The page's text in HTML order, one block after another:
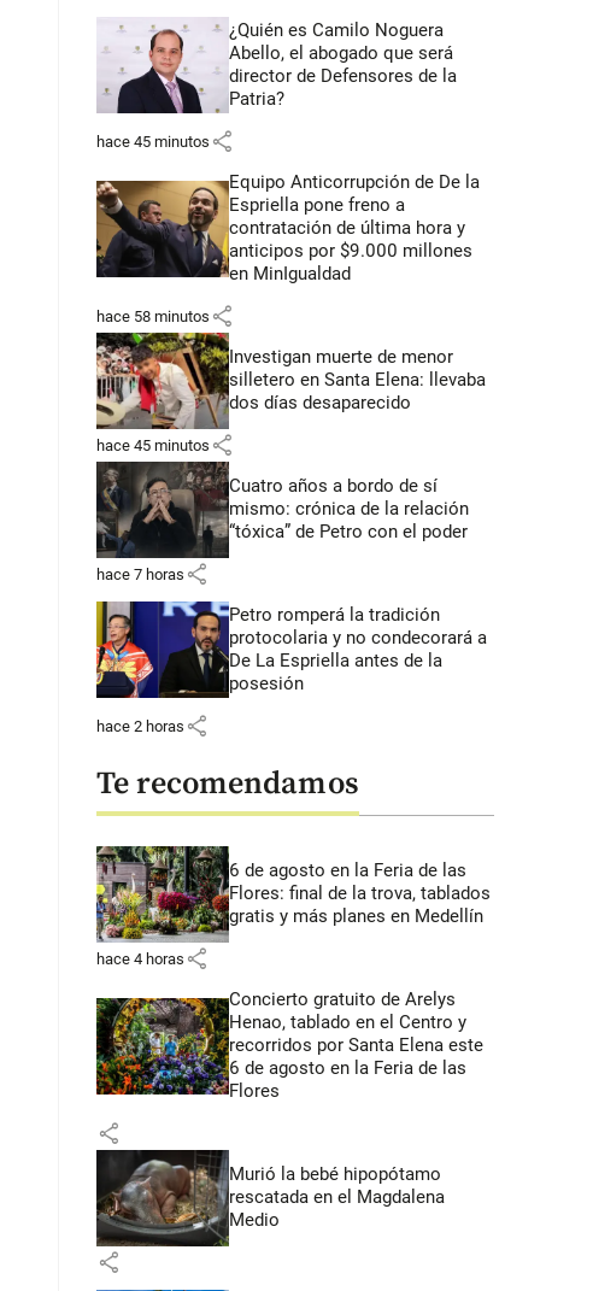
¿Quién es Camilo Noguera
Abello, el abogado que será
director de Defensores de la
Patria?
hace 45 minutos share
Equipo Anticorrupción de De la
Espriella pone freno a
contratación de última hora y
anticipos por $9.000 millones
en MinIgualdad
hace 58 minutos share
Investigan muerte de menor
silletero en Santa Elena: llevaba
dos días desaparecido
hace 45 minutos share
Cuatro años a bordo de sí
mismo: crónica de la relación
“tóxica” de Petro con el poder
hace 7 horas share
Petro romperá la tradición
protocolaria y no condecorará a
De La Espriella antes de la
posesión
hace 2 horas share
Te recomendamos
6 de agosto en la Feria de las
Flores: final de la trova, tablados
gratis y más planes en Medellín
hace 4 horas share
Concierto gratuito de Arelys
Henao, tablado en el Centro y
recorridos por Santa Elena este
6 de agosto en la Feria de las
Flores
share
Murió la bebé hipopótamo
rescatada en el Magdalena
Medio
share